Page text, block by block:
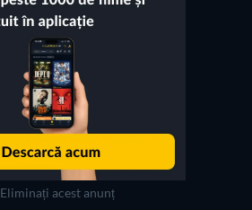
Eliminați acest anunț